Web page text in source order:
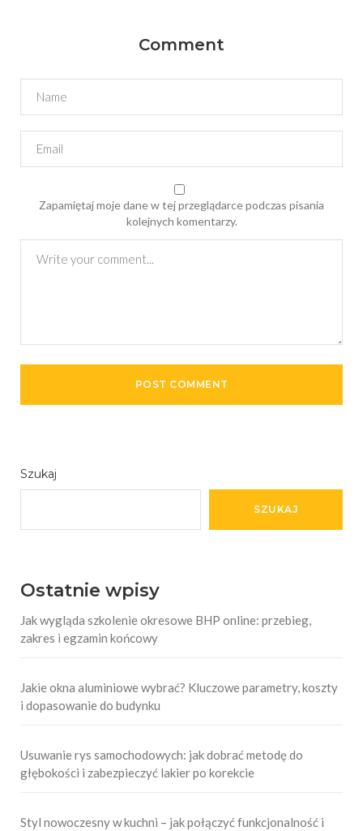
Comment
Zapamiętaj moje dane w tej przeglądarce podczas pisania
kolejnych komentarzy.
Szukaj
SZUKAJ
Ostatnie wpisy
Jak wygląda szkolenie okresowe BHP online: przebieg,
zakres i egzamin końcowy
Jakie okna aluminiowe wybrać? Kluczowe parametry, koszty
i dopasowanie do budynku
Usuwanie rys samochodowych: jak dobrać metodę do
głębokości i zabezpieczyć lakier po korekcie
Styl nowoczesny w kuchni – jak połączyć funkcjonalność i